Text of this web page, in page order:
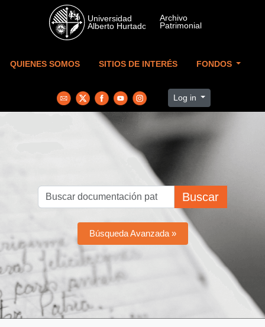
Skip to main content
QUIENES SOMOS SITIOS DE INTERÉS FONDOS
Log in
Buscar
Búsqueda Avanzada »